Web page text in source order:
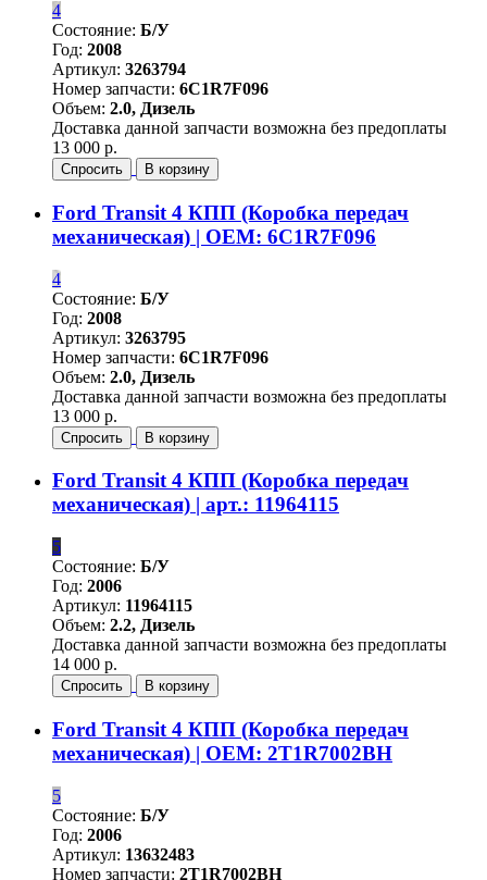
4
Состояние: Б/У
Год: 2008
Артикул: 3263794
Номер запчасти: 6C1R7F096
Объем: 2.0, Дизель
Доставка данной запчасти возможна без предоплаты
13 000 р.
Спросить В корзину
Ford Transit 4 КПП (Коробка передач
механическая) | OEM: 6C1R7F096
4
Состояние: Б/У
Год: 2008
Артикул: 3263795
Номер запчасти: 6C1R7F096
Объем: 2.0, Дизель
Доставка данной запчасти возможна без предоплаты
13 000 р.
Спросить В корзину
Ford Transit 4 КПП (Коробка передач
механическая) | арт.: 11964115
5
Состояние: Б/У
Год: 2006
Артикул: 11964115
Объем: 2.2, Дизель
Доставка данной запчасти возможна без предоплаты
14 000 р.
Спросить В корзину
Ford Transit 4 КПП (Коробка передач
механическая) | OEM: 2T1R7002BH
5
Состояние: Б/У
Год: 2006
Артикул: 13632483
Номер запчасти: 2T1R7002BH